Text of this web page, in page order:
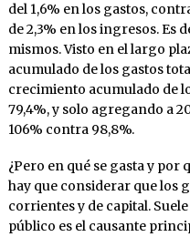
del 1,6% en los gastos,
de 2,3% en los ingresos. Es
mismos. Visto en el largo
acumulado de los gastos
crecimiento acumulado de
79,4%, y solo agregando a
106% contra 98,8%.
¿Pero en qué se gasta y por
hay que considerar que los
corrientes y de capital.
público es el causante